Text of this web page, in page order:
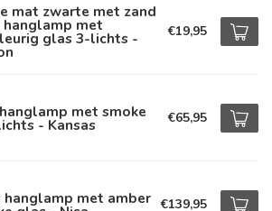
mat zwarte met zand
hanglamp met
glas 3-lichts - €19,95
met smoke
- Kansas €65,95
met amber €139,95